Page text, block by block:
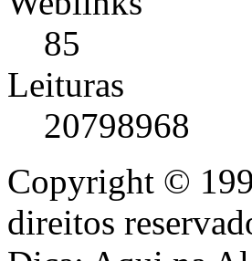
85
Leituras
20798968
Copyright ©
direitos